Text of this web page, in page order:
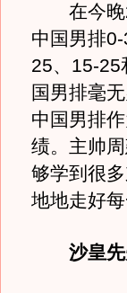
在今晚
中国男排
25、15-25
国男排毫
中国男排
绩。主帅
够学到很
地地走好
沙皇